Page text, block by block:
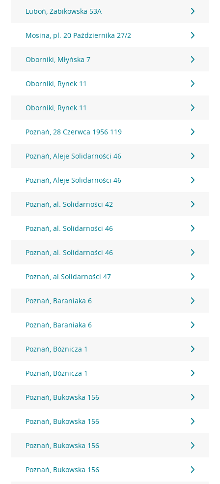
Luboń, Żabikowska 53A
Mosina, pl. 20 Października 27/2
Oborniki, Młyńska 7
Oborniki, Rynek 11
Oborniki, Rynek 11
Poznań, 28 Czerwca 1956 119
Poznań, Aleje Solidarności 46
Poznań, Aleje Solidarności 46
Poznań, al. Solidarności 42
Poznań, al. Solidarności 46
Poznań, al. Solidarności 46
Poznań, al.Solidarności 47
Poznań, Baraniaka 6
Poznań, Baraniaka 6
Poznań, Bóżnicza 1
Poznań, Bóżnicza 1
Poznań, Bukowska 156
Poznań, Bukowska 156
Poznań, Bukowska 156
Poznań, Bukowska 156